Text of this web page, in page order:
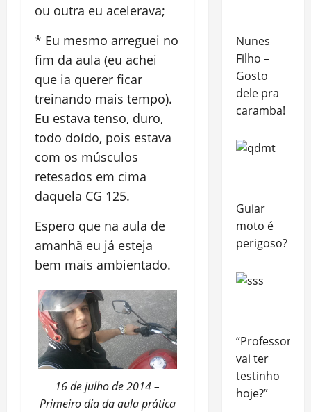
ou outra eu acelerava;
* Eu mesmo arreguei no
fim da aula (eu achei
que ia querer ficar
treinando mais tempo).
Eu estava tenso, duro,
todo doído, pois estava
com os músculos
retesados em cima
daquela CG 125.
Espero que na aula de
amanhã eu já esteja
bem mais ambientado.
16 de julho de 2014 –
Primeiro dia da aula prática
Nunes
Filho –
Gosto
dele pra
caramba!
Guiar
moto é
perigoso?
“Professor,
vai ter
testinho
hoje?”